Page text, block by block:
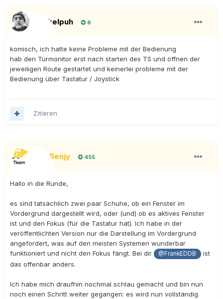
Onkelpuh 6
komisch, ich hatte keine Probleme mit der Bedienung
hab den Türmonitor erst nach starten des TS und öffnen der
jeweiligen Route gestartet und keinerlei probleme mit der
Bedienung über Tastatur / Joystick
Zitieren
BigBenjy 455
Hallo in die Runde,
es sind tatsächlich zwei paar Schuhe, ob ein Fenster im
Vordergrund dargestellt wird, oder (und) ob es aktives Fenster
ist und den Fokus (für die Tastatur hat). Ich habe in der
veröffentlichten Version nur die Darstellung im Vordergrund
angefordert, was auf den meisten Systemen wunderbar
funktioniert und nicht den Fokus fängt. Bei dir
@FrankEDDB
ist
das offenbar anders.
Ich habe mich draufhin nochmal schlau gemacht und bin nun
noch einen Schritt weiter gegangen: es wird nun vollständig